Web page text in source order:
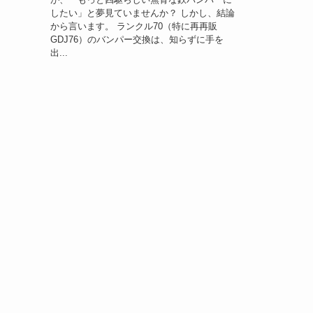
したい」と夢見ていませんか？ しかし、結論
から言います。 ランクル70（特に再再販
GDJ76）のバンパー交換は、知らずに手を
出...